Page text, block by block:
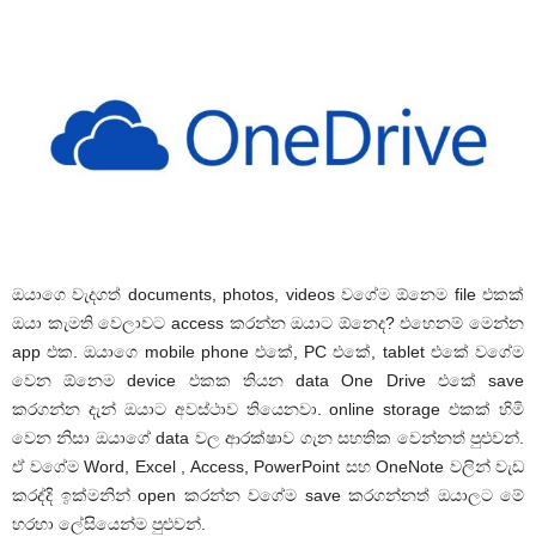
ඔයාගෙ වැදගත් documents, photos, videos වගේම ඕනෙම file එකක්
ඔයා කැමති වෙලාවට access කරන්න ඔයාට ඕනෙද? එහෙනම් මෙන්න
app එක. ඔයාගෙ mobile phone එකේ, PC එකේ, tablet එකේ වගේම
වෙන ඕනෙම device එකක තියන data One Drive එකේ save
කරගන්න දැන් ඔයාට අවස්ථාව තියෙනවා. online storage එකක් හිමි
වෙන නිසා ඔයාගේ data වල ආරක්ෂාව ගැන සහතික වෙන්නත් පුළුවන්.
ඒ වගේම Word, Excel , Access, PowerPoint සහ OneNote වලින් වැඩ
කරද්දි ඉක්මනින් open කරන්න වගේම save කරගන්නත් ඔයාලට මේ
හරහා ලේසියෙන්ම පුළුවන්.